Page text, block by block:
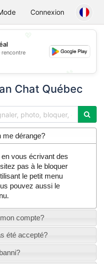
chat
Connexion
💕
Chat Québec
me dérange?
vous écrivant des
pas à le bloquer
le petit menu
pouvez aussi le
compte?
été accepté?